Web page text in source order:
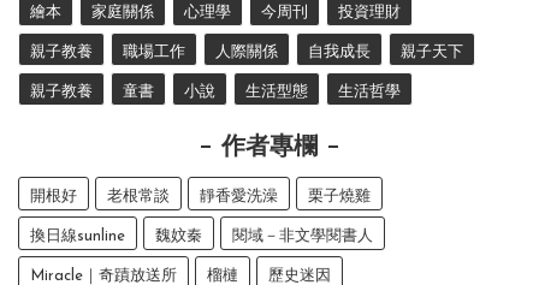
繪本 家庭關係 心理學 今周刊 投資理財
親子教養 職場工作 人際關係 自我成長 親子天下
親子教養 童書 小說 生活型態 生活哲學
作者專欄
開根好 老根常談 靜香愛洗澡 栗子燒雞
換日線sunline 魏妏秦 閱域－非文學閱書人
Miracle｜奇蹟放送所 榴槤 歷史迷因